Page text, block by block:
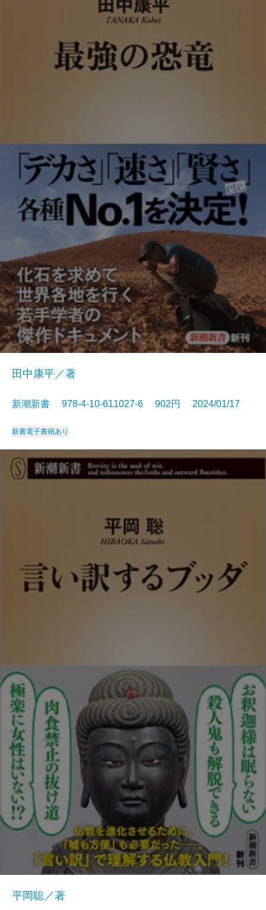
田中康平／著
新潮新書 978-4-10-611027-6 902円 2024/01/17
新書電子書籍あり
平岡聡／著